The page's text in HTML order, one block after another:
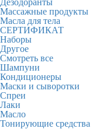
Дезодоранты
Массажные продукты
Масла для тела
СЕРТИФИКАТ
Наборы
Другое
Смотреть все
Шампуни
Кондиционеры
Маски и сыворотки
Спреи
Лаки
Масло
Тонирующие средства